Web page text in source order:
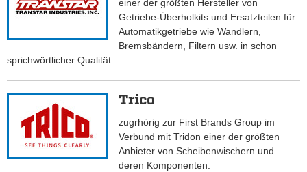
einer der größten Hersteller von
Getriebe-Überholkits und Ersatzteilen für
Automatikgetriebe wie Wandlern,
Bremsbändern, Filtern usw. in schon
sprichwörtlicher Qualität.
Trico
zugrhörig zur First Brands Group im
Verbund mit Tridon einer der größten
Anbieter von Scheibenwischern und
deren Komponenten.